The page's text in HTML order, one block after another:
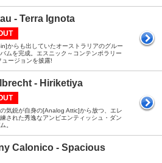
- Terra Ignota
からも出していたオーストラリアのグルー
ムを完成。エスニック～コンテンポラリー
ュージョンを披露!
- Hiriketiya
の気鋭が自身の[Analog Attic]から放つ、エレ
された秀逸なアンビエンティッシュ・ダン
。
Calonico - Spacious